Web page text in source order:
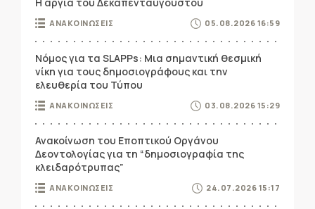
ΑΝΑΚΟΙΝΩΣΕΙΣ 05.08.2026 16:59
Νόμος για τα SLAPPs: Μια σημαντική θεσμική
νίκη για τους δημοσιογράφους και την
ελευθερία του Τύπου
ΑΝΑΚΟΙΝΩΣΕΙΣ 03.08.2026 15:29
Ανακοίνωση του Εποπτικού Οργάνου
Δεοντολογίας για τη “δημοσιογραφία της
κλειδαρότρυπας”
ΑΝΑΚΟΙΝΩΣΕΙΣ 24.07.2026 15:17